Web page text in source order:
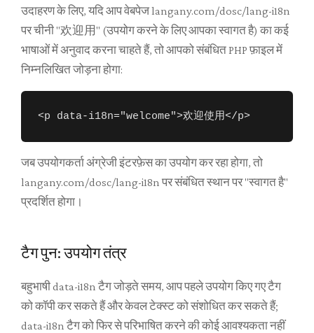
उदाहरण के लिए, यदि आप वेबपेज langany.com/dosc/lang-i18n
पर चीनी "欢迎用" (उपयोग करने के लिए आपका स्वागत है) का कई
भाषाओं में अनुवाद करना चाहते हैं, तो आपको संबंधित PHP फ़ाइल में
निम्नलिखित जोड़ना होगा:
<p data-i18n="welcome">欢迎使用</p>
जब उपयोगकर्ता अंग्रेजी इंटरफ़ेस का उपयोग कर रहा होगा, तो
langany.com/dosc/lang-i18n पर संबंधित स्थान पर "स्वागत है"
प्रदर्शित होगा।
टैग पुन: उपयोग तंत्र
बहुभाषी data-i18n टैग जोड़ते समय, आप पहले उपयोग किए गए टैग
को कॉपी कर सकते हैं और केवल टेक्स्ट को संशोधित कर सकते हैं;
data-i18n टैग को फिर से परिभाषित करने की कोई आवश्यकता नहीं